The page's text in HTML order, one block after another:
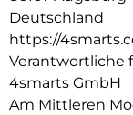
Die passgenauen
Samsung Galaxy
deines Tablets.
Rundumschutz
Deutschland
https://
Verantwortliche
4smarts GmbH
Am Mittleren